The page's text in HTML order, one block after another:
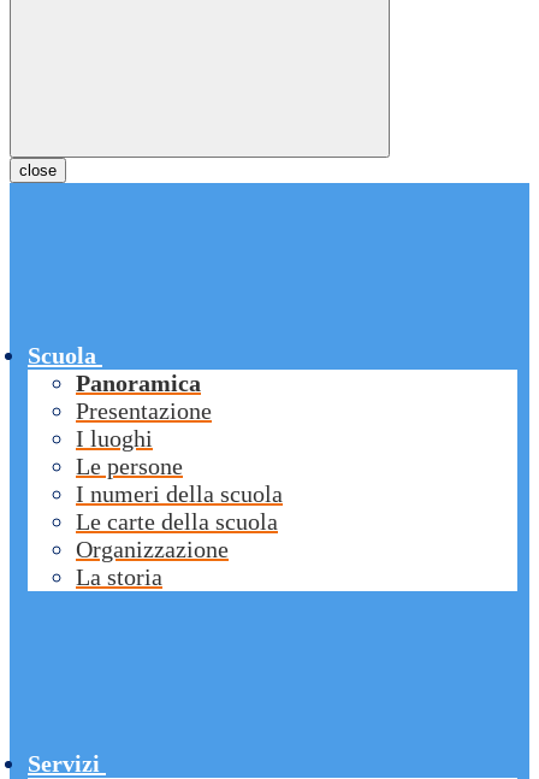
close
Scuola
Panoramica
Presentazione
I luoghi
Le persone
I numeri della scuola
Le carte della scuola
Organizzazione
La storia
Servizi